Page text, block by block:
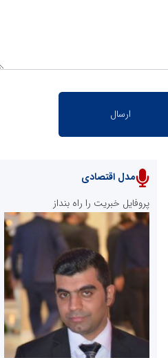
مدل اقتصادی
پروفایل خبریت را راه بنداز